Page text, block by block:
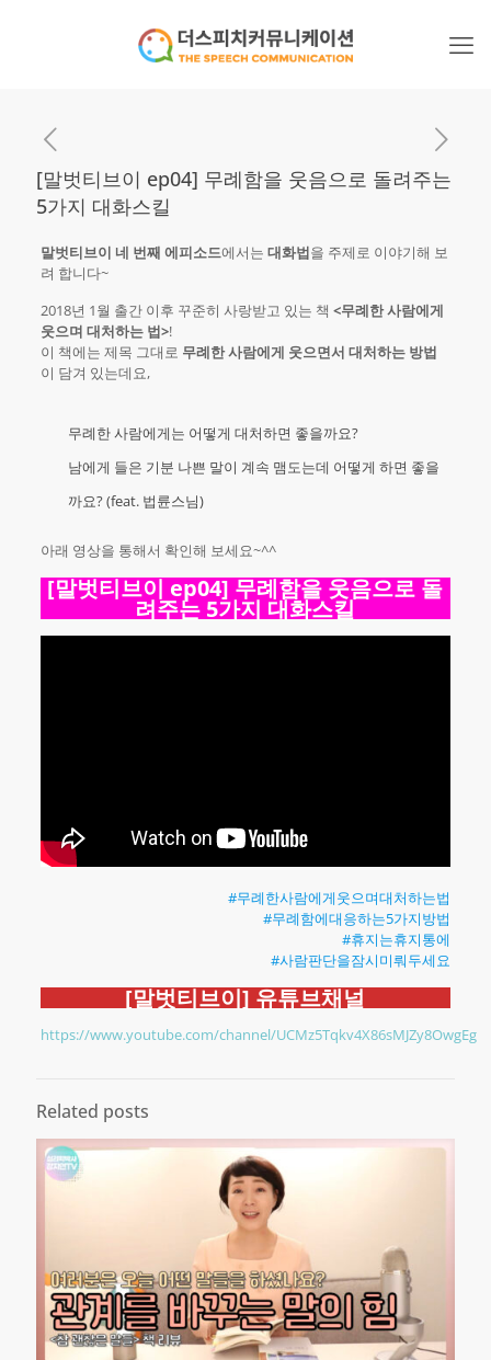
[말벗티브이 ep04] 무례함을 웃음으로 돌려주는
5가지 대화스킬
말벗티브이 네 번째 에피소드에서는 대화법을 주제로 이야기해 보
려 합니다~
2018년 1월 출간 이후 꾸준히 사랑받고 있는 책 <무례한 사람에게
웃으며 대처하는 법>!
이 책에는 제목 그대로 무례한 사람에게 웃으면서 대처하는 방법
이 담겨 있는데요,
무례한 사람에게는 어떻게 대처하면 좋을까요?
남에게 들은 기분 나쁜 말이 계속 맴도는데 어떻게 하면 좋을
까요? (feat. 법륜스님)
아래 영상을 통해서 확인해 보세요~^^
[말벗티브이 ep04] 무례함을 웃음으로 돌
려주는 5가지 대화스킬
#무례한사람에게웃으며대처하는법
#무례함에대응하는5가지방법
#휴지는휴지통에
#사람판단을잠시미뤄두세요
[말벗티브이] 유튜브채널
https://www.youtube.com/channel/UCMz5Tqkv4X86sMJZy8OwgEg
Related posts